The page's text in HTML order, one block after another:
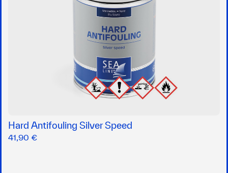
Hard Antifouling Silver Speed
41,90 €